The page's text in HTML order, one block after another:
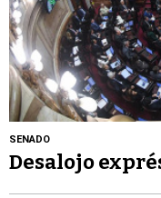
SENADO
Desalojo